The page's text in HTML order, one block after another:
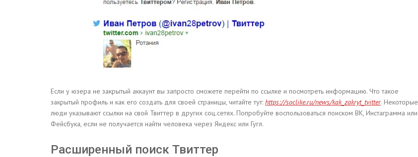
Если у юзера не закрытый аккаунт вы запросто сможете перейти по ссылке и посмотреть информацию. Что такое
закрытый профиль и как его создать для своей страницы, читайте тут: https://soclike.ru/news/kak_zakryt_tvitter. Некоторые
люди указывают ссылки на свой Твиттер в других соц.сетях. Попробуйте воспользоваться поиском ВК, Инстаграмма или
Фейсбука, если не получается найти человека через Яндекс или Гугл.
Расширенный поиск Твиттер